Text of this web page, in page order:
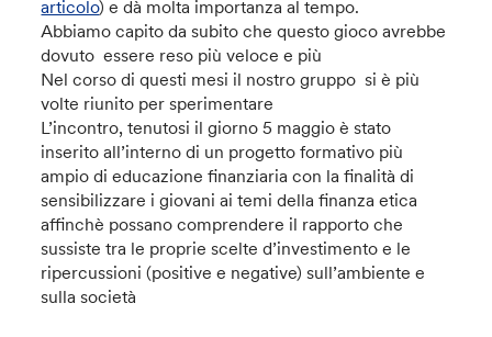
articolo) e dà molta importanza al tempo.
Abbiamo capito da subito che questo gioco avrebbe
dovuto essere reso più veloce e più
Nel corso di questi mesi il nostro gruppo si è più
volte riunito per sperimentare
L’incontro, tenutosi il giorno 5 maggio è stato
inserito all’interno di un progetto formativo più
ampio di educazione finanziaria con la finalità di
sensibilizzare i giovani ai temi della finanza etica
affinchè possano comprendere il rapporto che
sussiste tra le proprie scelte d’investimento e le
ripercussioni (positive e negative) sull’ambiente e
sulla società